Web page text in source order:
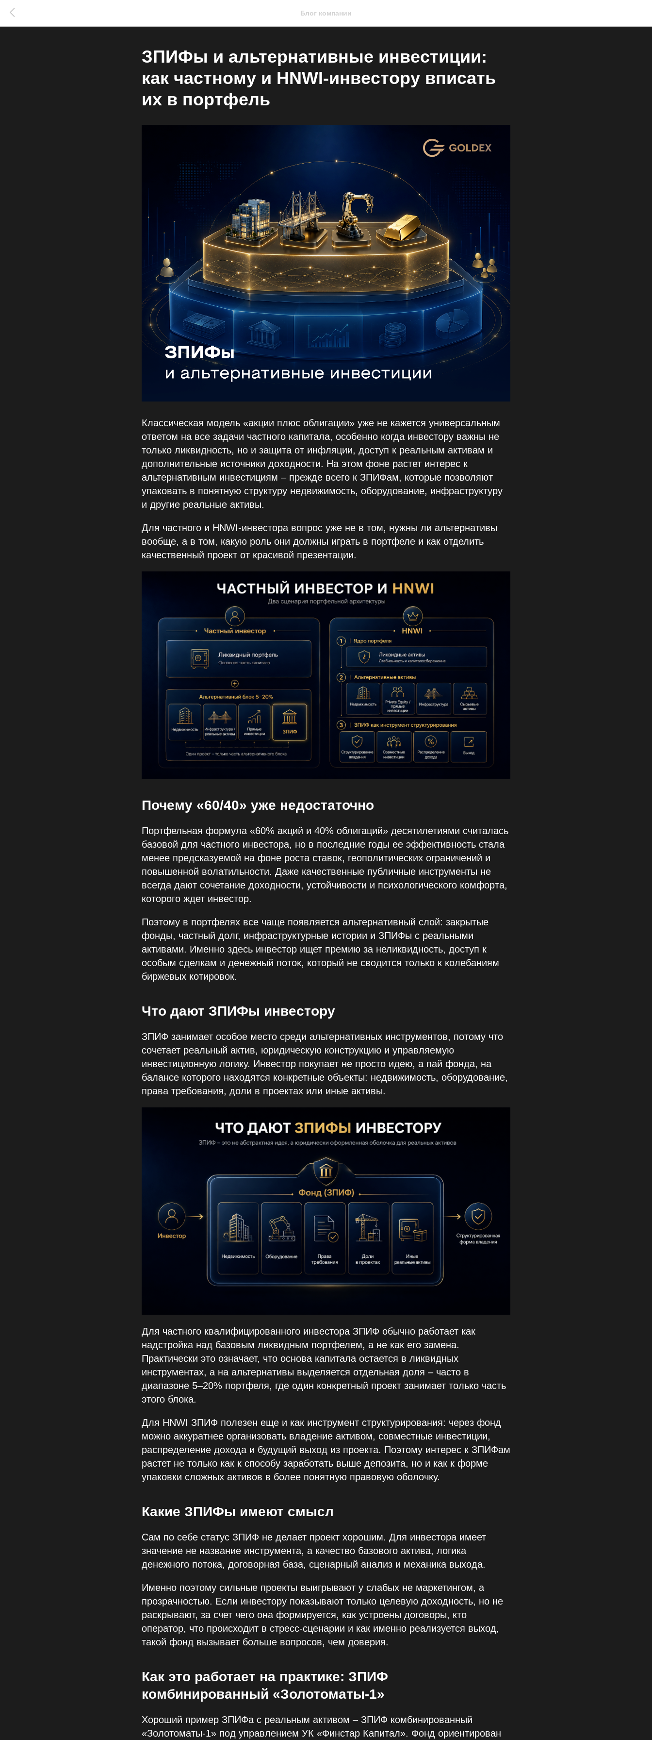
Блог компании
ЗПИФы и альтернативные инвестиции:
как частному и HNWI‑инвестору вписать
их в портфель
Классическая модель «акции плюс облигации» уже не кажется универсальным
ответом на все задачи частного капитала, особенно когда инвестору важны не
только ликвидность, но и защита от инфляции, доступ к реальным активам и
дополнительные источники доходности. На этом фоне растет интерес к
альтернативным инвестициям – прежде всего к ЗПИФам, которые позволяют
упаковать в понятную структуру недвижимость, оборудование, инфраструктуру
и другие реальные активы.
Для частного и HNWI‑инвестора вопрос уже не в том, нужны ли альтернативы
вообще, а в том, какую роль они должны играть в портфеле и как отделить
качественный проект от красивой презентации.
Почему «60/40» уже недостаточно
Портфельная формула «60% акций и 40% облигаций» десятилетиями считалась
базовой для частного инвестора, но в последние годы ее эффективность стала
менее предсказуемой на фоне роста ставок, геополитических ограничений и
повышенной волатильности. Даже качественные публичные инструменты не
всегда дают сочетание доходности, устойчивости и психологического комфорта,
которого ждет инвестор.
Поэтому в портфелях все чаще появляется альтернативный слой: закрытые
фонды, частный долг, инфраструктурные истории и ЗПИФы с реальными
активами. Именно здесь инвестор ищет премию за неликвидность, доступ к
особым сделкам и денежный поток, который не сводится только к колебаниям
биржевых котировок.
Что дают ЗПИФы инвестору
ЗПИФ занимает особое место среди альтернативных инструментов, потому что
сочетает реальный актив, юридическую конструкцию и управляемую
инвестиционную логику. Инвестор покупает не просто идею, а пай фонда, на
балансе которого находятся конкретные объекты: недвижимость, оборудование,
права требования, доли в проектах или иные активы.
Для частного квалифицированного инвестора ЗПИФ обычно работает как
надстройка над базовым ликвидным портфелем, а не как его замена.
Практически это означает, что основа капитала остается в ликвидных
инструментах, а на альтернативы выделяется отдельная доля – часто в
диапазоне 5–20% портфеля, где один конкретный проект занимает только часть
этого блока.
Для HNWI ЗПИФ полезен еще и как инструмент структурирования: через фонд
можно аккуратнее организовать владение активом, совместные инвестиции,
распределение дохода и будущий выход из проекта. Поэтому интерес к ЗПИФам
растет не только как к способу заработать выше депозита, но и как к форме
упаковки сложных активов в более понятную правовую оболочку.
Какие ЗПИФы имеют смысл
Сам по себе статус ЗПИФ не делает проект хорошим. Для инвестора имеет
значение не название инструмента, а качество базового актива, логика
денежного потока, договорная база, сценарный анализ и механика выхода.
Именно поэтому сильные проекты выигрывают у слабых не маркетингом, а
прозрачностью. Если инвестору показывают только целевую доходность, но не
раскрывают, за счет чего она формируется, как устроены договоры, кто
оператор, что происходит в стресс‑сценарии и как именно реализуется выход,
такой фонд вызывает больше вопросов, чем доверия.
Как это работает на практике: ЗПИФ
комбинированный «Золотоматы‑1»
Хороший пример ЗПИФа с реальным активом – ЗПИФ комбинированный
«Золотоматы‑1» под управлением УК «Финстар Капитал». Фонд ориентирован